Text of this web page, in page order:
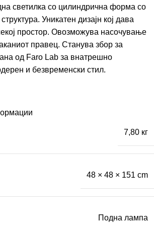
светилка со цилиндрична форма со
Уникатен дизајн кој дава
простор. Овозможува насочување
правец. Станува збор за
од Faro Lab за внатрешно
и безвременски стил.
7,80 кг
48 × 48 × 151 cm
Подна лампа